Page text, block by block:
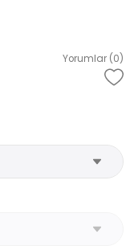
Yorumlar (0)